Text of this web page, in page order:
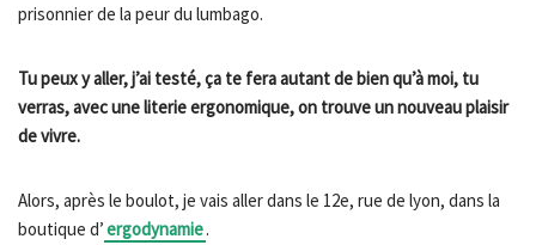
prisonnier de la peur du lumbago.
Tu peux y aller, j’ai testé, ça te fera autant de bien qu’à moi, tu
verras, avec une literie ergonomique, on trouve un nouveau plaisir
de vivre.
Alors, après le boulot, je vais aller dans le 12e, rue de lyon, dans la
boutique d’ergodynamie.